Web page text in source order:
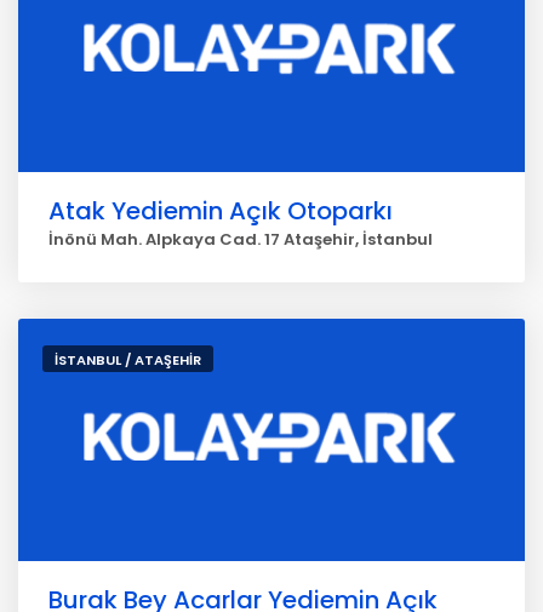
Atak Yediemin Açık Otoparkı
İnönü Mah. Alpkaya Cad. 17 Ataşehir, İstanbul
İSTANBUL / ATAŞEHİR
Burak Bey Acarlar Yediemin Açık